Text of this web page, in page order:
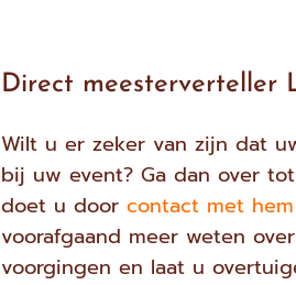
Direct meesterverteller
Wilt u er zeker van zijn dat
bij uw event? Ga dan over
doet u doorcontact met hem
voorafgaand meer weten
voorgingen en laat u